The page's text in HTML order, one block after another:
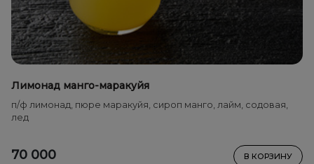
Лимонад манго-маракуйя
п/ф лимонад, пюре маракуйя, сироп манго, лайм, содовая,
лед
70 000 В КОРЗИНУ